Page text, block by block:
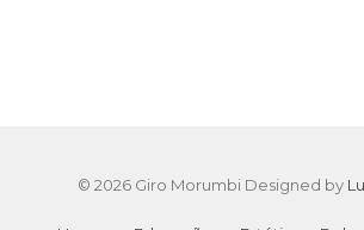
© 2026 Giro Morumbi Designed by